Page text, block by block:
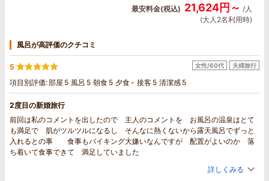
最安料金(税込) 21,624円～ /人
(大人2名利用時)
風呂が高評価のクチコミ
5
項目別評価:部屋 5 風呂 5 朝食 5 夕食- 接客 5 清潔感 5
女性/60代 夫婦旅行
2度目の新婚旅行
前回は私のコメントを出したので 主人のコメントを お風呂の温泉はとて
も満足で 肌がツルツルになるし そんなに熱くないから露天風呂でずっと
入れるとの事 食事もバイキング大嫌いなんですが 配置がよいのか 落
ち着いて食事できて 満足していました
詳しくみる